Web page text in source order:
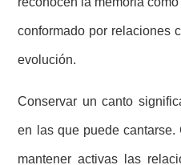
conformado por relaciones
evolución.
Conservar un canto
en las que puede
mantener activas las